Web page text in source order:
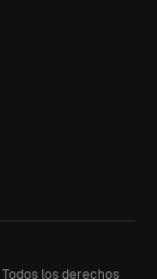
Todos los derechos